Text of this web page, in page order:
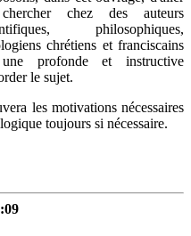
chez des auteurs
philosophiques,
chrétiens et franciscains
profonde et instructive
le sujet.
les motivations nécessaires
toujours si nécessaire.